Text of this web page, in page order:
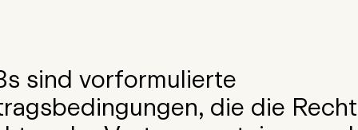
sind vorformulierte
die die